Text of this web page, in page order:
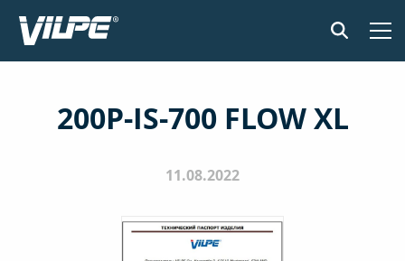
ПРИМЕНЕНИЕ
SENSE СИСТЕМА КОНТРОЛЯ ВЛАЖНОСТИ
ДОКУМЕНТЫ И МАТЕРИАЛЫ
200P-IS-700 FLOW XL
11.08.2022